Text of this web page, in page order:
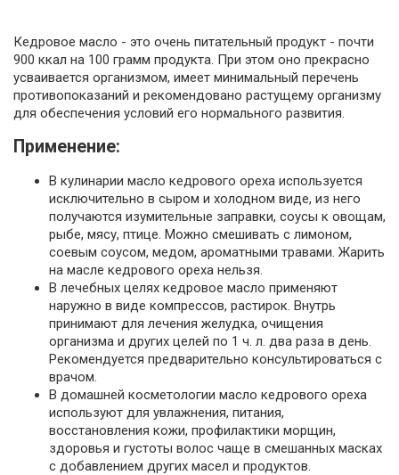
Кедровое масло - это очень питательный продукт - почти
900 ккал на 100 грамм продукта. При этом оно прекрасно
усваивается организмом, имеет минимальный перечень
противопоказаний и рекомендовано растущему организму
для обеспечения условий его нормального развития.
Применение:
В кулинарии масло кедрового ореха используется
исключительно в сыром и холодном виде, из него
получаются изумительные заправки, соусы к овощам,
рыбе, мясу, птице. Можно смешивать с лимоном,
соевым соусом, медом, ароматными травами. Жарить
на масле кедрового ореха нельзя.
В лечебных целях кедровое масло применяют
наружно в виде компрессов, растирок. Внутрь
принимают для лечения желудка, очищения
организма и других целей по 1 ч. л. два раза в день.
Рекомендуется предварительно консультироваться с
врачом.
В домашней косметологии масло кедрового ореха
используют для увлажнения, питания,
восстановления кожи, профилактики морщин,
здоровья и густоты волос чаще в смешанных масках
с добавлением других масел и продуктов.